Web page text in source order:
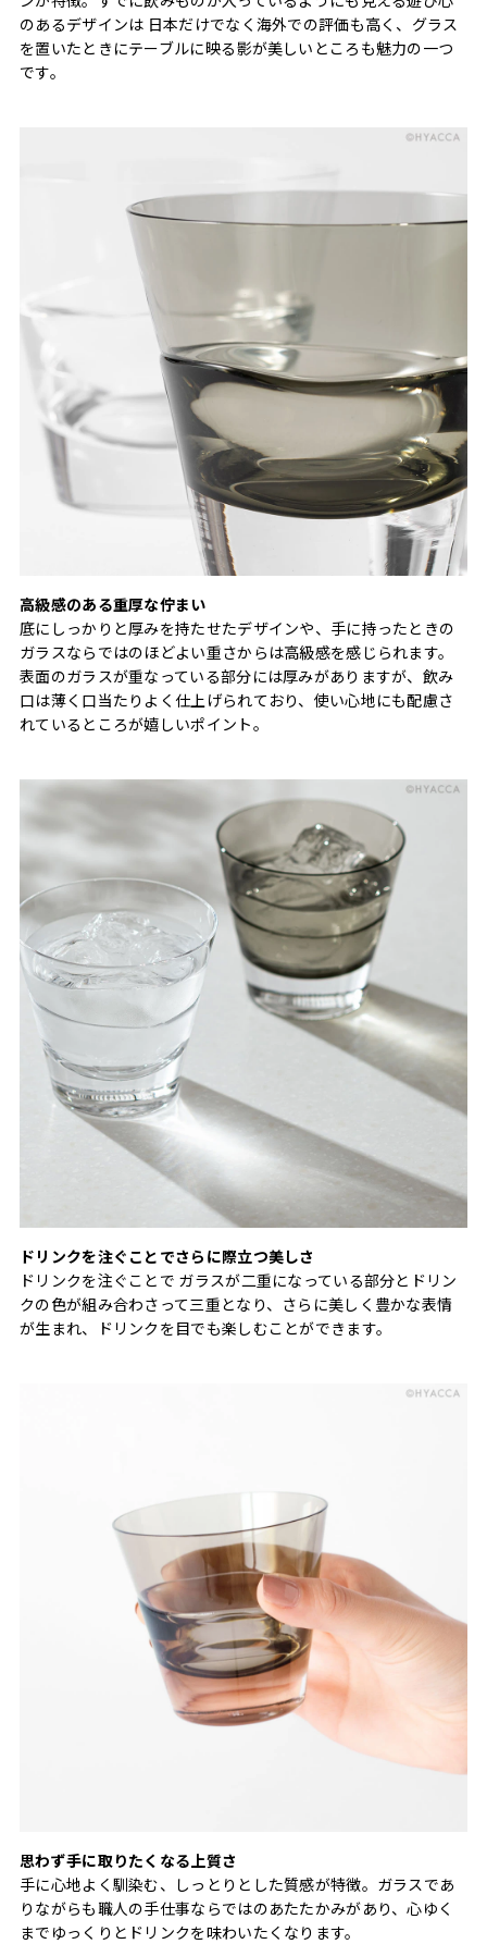
のあるデザインは 日本だけでなく海外での評価も高く、グラス
を置いたときにテーブルに映る影が美しいところも魅力の一つ
です。
高級感のある重厚な佇まい
底にしっかりと厚みを持たせたデザインや、手に持ったときの
ガラスならではのほどよい重さからは高級感を感じられます。
表面のガラスが重なっている部分には厚みがありますが、飲み
口は薄く口当たりよく仕上げられており、使い心地にも配慮さ
れているところが嬉しいポイント。
ドリンクを注ぐことでさらに際立つ美しさ
ドリンクを注ぐことで ガラスが二重になっている部分とドリン
クの色が組み合わさって三重となり、さらに美しく豊かな表情
が生まれ、ドリンクを目でも楽しむことができます。
思わず手に取りたくなる上質さ
手に心地よく馴染む、しっとりとした質感が特徴。ガラスであ
りながらも職人の手仕事ならではのあたたかみがあり、心ゆく
までゆっくりとドリンクを味わいたくなります。